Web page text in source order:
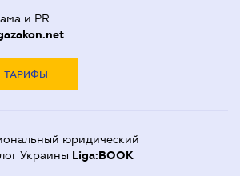
и PR
ТАРИФЫ
юридический
Украины Liga:BOOK